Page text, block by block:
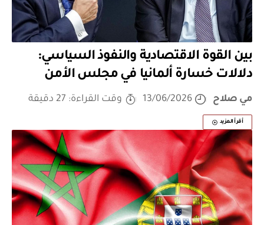
بين القوة الاقتصادية والنفوذ السياسي:
دلالات خسارة ألمانيا في مجلس الأمن
مي صلاح 13/06/2026 وقت القراءة: 27 دقيقة
أقرأ المزيد